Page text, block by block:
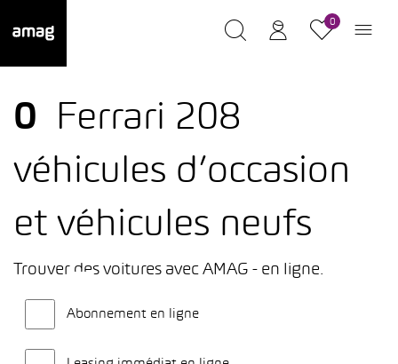
0
0
Ferrari 208
véhicules d’occasion
et véhicules neufs
Trouver des voitures avec AMAG - en ligne.
Abonnement en ligne